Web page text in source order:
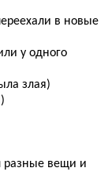
в новые
у одного
злая)
разные вещи и